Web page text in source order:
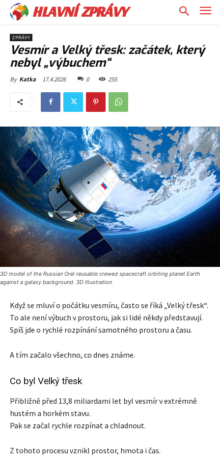
HLAVNÍ ZPRÁVY
ZPRÁVY
Vesmír a Velký třesk: začátek, který
nebyl „výbuchem“
By Katka 17.4.2026 0 255
3D model of the Russian Orel reusable crewed spacecraft orbiting planet Earth
against a galaxy background. 3D Illustration
Když se mluví o počátku vesmíru, často se říká „Velký třesk“.
To ale není výbuch v prostoru, jak si lidé někdy představují.
Spíš jde o rychlé rozpínání samotného prostoru a času.
A tím začalo všechno, co dnes známe.
Co byl Velký třesk
Přibližně před 13,8 miliardami let byl vesmír v extrémně
hustém a horkém stavu.
Pak se začal rychle rozpínat a chladnout.
Z tohoto procesu vznikl prostor, hmota i čas.